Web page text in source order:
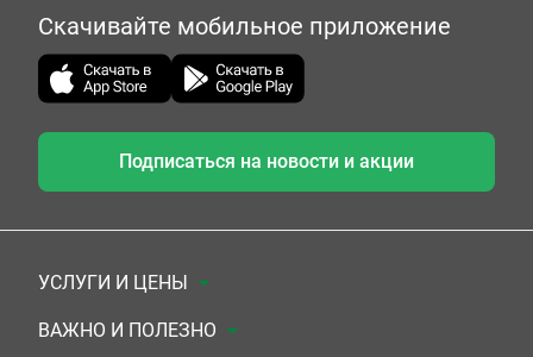
Скачивайте мобильное приложение
Подписаться на новости и акции
УСЛУГИ И ЦЕНЫ
Анализы
ВАЖНО И ПОЛЕЗНО